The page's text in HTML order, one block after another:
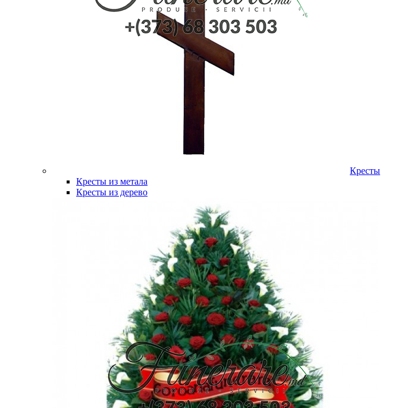
Кресты
Кресты из метала
Кресты из дерево